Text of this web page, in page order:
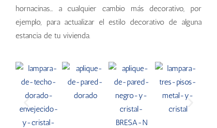
hornacinas… a cualquier cambio más decorativo, por
ejemplo, para actualizar el estilo decorativo de alguna
estancia de tu vivienda.